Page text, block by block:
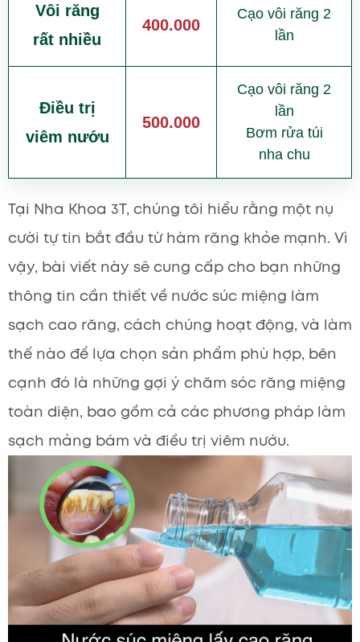
Vôi răng
rất nhiều
400.000
Cạo vôi răng 2
lần
Điều trị
viêm nướu
500.000
Cạo vôi răng 2
lần
Bơm rửa túi
nha chu
Tại Nha Khoa 3T, chúng tôi hiểu rằng một nụ
cười tự tin bắt đầu từ hàm răng khỏe mạnh. Vì
vậy, bài viết này sẽ cung cấp cho bạn những
thông tin cần thiết về nước súc miệng làm
sạch cao răng, cách chúng hoạt động, và làm
thế nào để lựa chọn sản phẩm phù hợp, bên
cạnh đó là những gợi ý chăm sóc răng miệng
toàn diện, bao gồm cả các phương pháp làm
sạch mảng bám và điều trị viêm nướu.